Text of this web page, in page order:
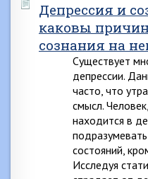
Депрессия и
каковы
сознания на
Существует
депрессии.
часто, что
смысл.
находится в
состояний,
Исследуя